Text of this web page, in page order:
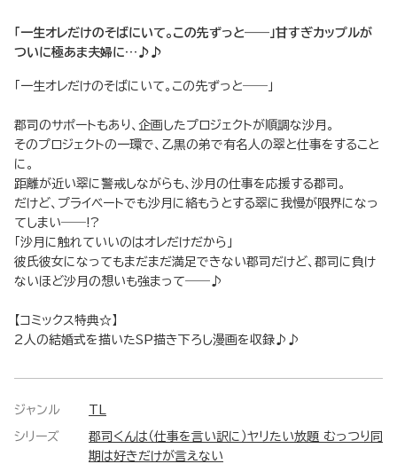
「一生オレだけのそばにいて。この先ずっと――」甘すぎカップルが
ついに極あま夫婦に…♪♪
「一生オレだけのそばにいて。この先ずっと――」
郡司のサポートもあり、企画したプロジェクトが順調な沙月。
そのプロジェクトの一環で、乙黒の弟で有名人の翠と仕事をすること
に。
距離が近い翠に警戒しながらも、沙月の仕事を応援する郡司。
だけど、プライベートでも沙月に絡もうとする翠に我慢が限界になっ
てしまい――!?
「沙月に触れていいのはオレだけだから」
彼氏彼女になってもまだまだ満足できない郡司だけど、郡司に負け
ないほど沙月の想いも強まって――♪
【コミックス特典☆】
2人の結婚式を描いたSP描き下ろし漫画を収録♪♪
ジャンル
シリーズ
郡司くんは（仕事を言い訳に）ヤリたい放題 むっつり同
期は好きだけが言えない